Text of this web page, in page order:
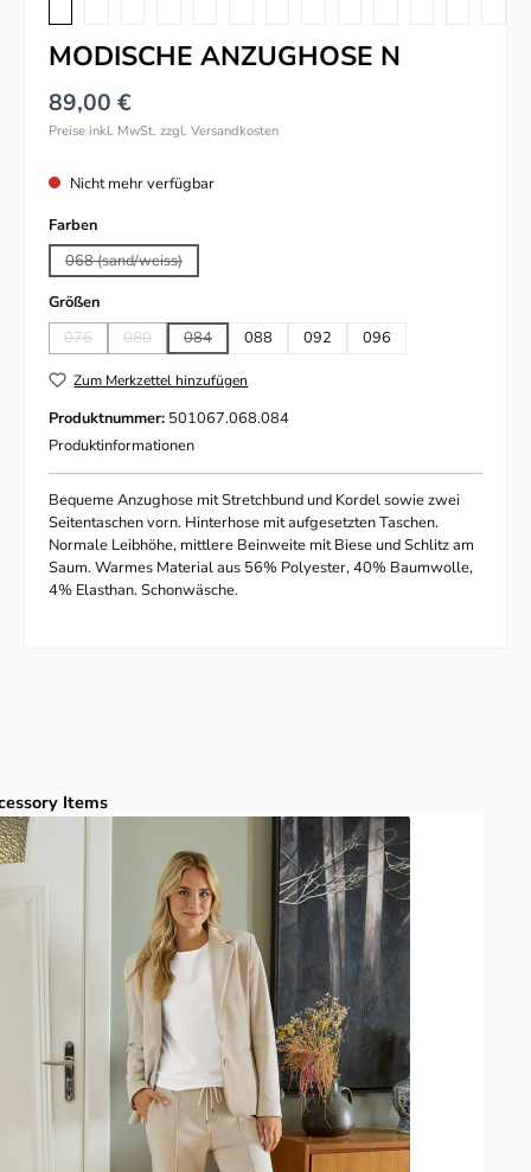
MODISCHE ANZUGHOSE N
89,00 €
Preise inkl. MwSt. zzgl. Versandkosten
Nicht mehr verfügbar
Farbenauswählen
068 (sand/weiss)(Diese Option ist zurzeit nicht verfügbar.)
Größenauswählen
076(Diese Option ist zurzeit nicht verfügbar.)
080(Diese Option ist zurzeit nicht verfügbar.)
084(Diese Option ist zurzeit nicht verfügbar.)
088 092 096
Zum Merkzettel hinzufügen
Produktnummer: 501067.068.084
Produktinformationen
Bequeme Anzughose mit Stretchbund und Kordel sowie zwei
Seitentaschen vorn. Hinterhose mit aufgesetzten Taschen.
Normale Leibhöhe, mittlere Beinweite mit Biese und Schlitz am
Saum.Warmes Material aus 56% Polyester, 40% Baumwolle,
4% Elasthan. Schonwäsche.
überspringen
Items